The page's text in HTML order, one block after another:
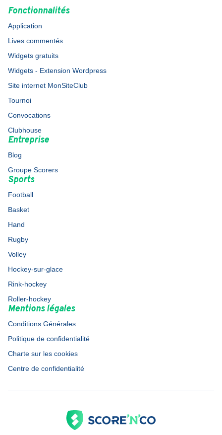
Fonctionnalités
Application
Lives commentés
Widgets gratuits
Widgets - Extension Wordpress
Site internet MonSiteClub
Tournoi
Convocations
Clubhouse
Entreprise
Blog
Groupe Scorers
Sports
Football
Basket
Hand
Rugby
Volley
Hockey-sur-glace
Rink-hockey
Roller-hockey
Mentions légales
Conditions Générales
Politique de confidentialité
Charte sur les cookies
Centre de confidentialité